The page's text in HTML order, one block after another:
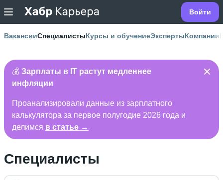
Войти
ВакансииСпециалистыКурсы и обучениеЭкспертыКомпании
💰 Зарплаты в IT растут медленнее
инфляции
Проанализировали данные из зарплатного
калькулятора за первое полугодие 2026 года и
делимся в статье →
Специалисты